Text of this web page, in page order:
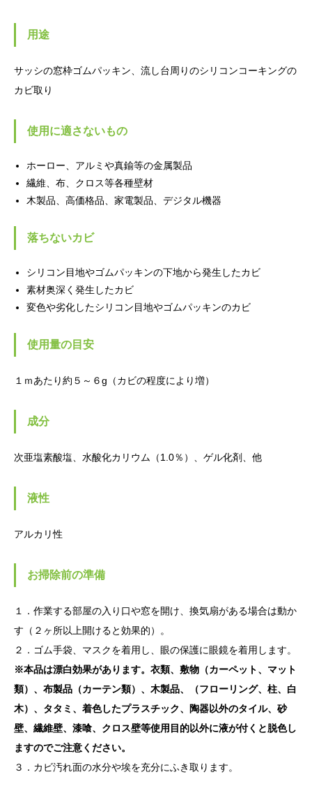
用途
サッシの窓枠ゴムパッキン、流し台周りのシリコンコーキングの
カビ取り
使用に適さないもの
ホーロー、アルミや真鍮等の金属製品
繊維、布、クロス等各種壁材
木製品、高価格品、家電製品、デジタル機器
落ちないカビ
シリコン目地やゴムパッキンの下地から発生したカビ
素材奥深く発生したカビ
変色や劣化したシリコン目地やゴムパッキンのカビ
使用量の目安
１ｍあたり約５～６g（カビの程度により増）
成分
次亜塩素酸塩、水酸化カリウム（1.0％）、ゲル化剤、他
液性
アルカリ性
お掃除前の準備
１．作業する部屋の入り口や窓を開け、換気扇がある場合は動か
す（２ヶ所以上開けると効果的）。
２．ゴム手袋、マスクを着用し、眼の保護に眼鏡を着用します。
※本品は漂白効果があります。衣類、敷物（カーペット、マット
類）、布製品（カーテン類）、木製品、（フローリング、柱、白
木）、タタミ、着色したプラスチック、陶器以外のタイル、砂
壁、繊維壁、漆喰、クロス壁等使用目的以外に液が付くと脱色し
ますのでご注意ください。
３．カビ汚れ面の水分や埃を充分にふき取ります。